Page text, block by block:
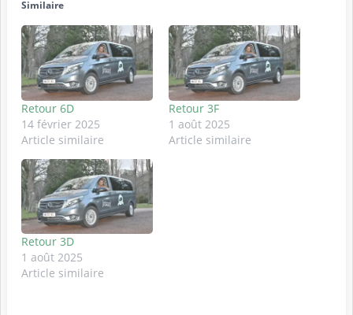
Similaire
Retour 6D
14 février 2025
Article similaire
Retour 3F
1 août 2025
Article similaire
Retour 3D
1 août 2025
Article similaire